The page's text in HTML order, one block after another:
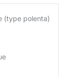
(type polenta)